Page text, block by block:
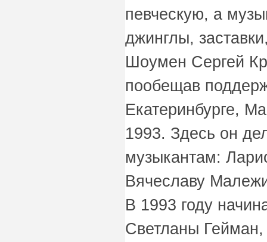
певческую, а
джинглы,
Шоумен Сергей
пообещав
Екатеринбурге,
1993. Здесь он
музыкантам:
Вячеславу
В 1993 году
Светланы Гейман,